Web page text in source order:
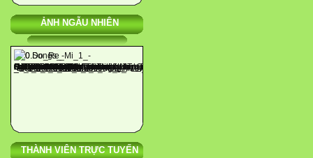
ẢNH NGẪU NHIÊN
THÀNH VIÊN TRỰC TUYẾN